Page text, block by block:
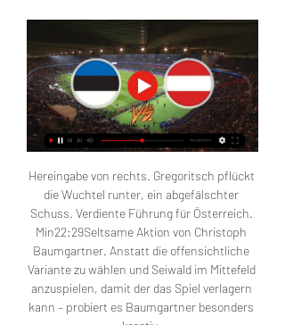
Hereingabe von rechts. Gregoritsch pflückt
die Wuchtel runter, ein abgefälschter
Schuss. Verdiente Führung für Österreich.
Min22:29Seltsame Aktion von Christoph
Baumgartner. Anstatt die offensichtliche
Variante zu wählen und Seiwald im Mittefeld
anzuspielen, damit der das Spiel verlagern
kann – probiert es Baumgartner besonders